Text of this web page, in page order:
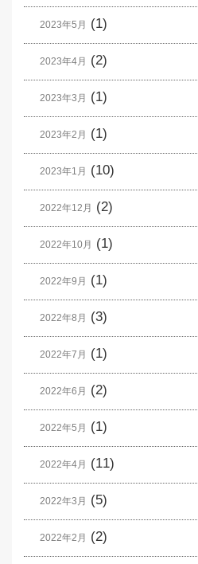
2023年5月 (1)
2023年4月 (2)
2023年3月 (1)
2023年2月 (1)
2023年1月 (10)
2022年12月 (2)
2022年10月 (1)
2022年9月 (1)
2022年8月 (3)
2022年7月 (1)
2022年6月 (2)
2022年5月 (1)
2022年4月 (11)
2022年3月 (5)
2022年2月 (2)